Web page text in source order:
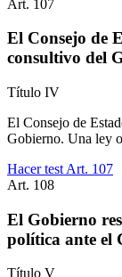
Art. 107
El Consejo de
consultivo del
Título IV
El Consejo de
Gobierno. Una ley
Hacer test Art. 107
Art. 108
El Gobierno
política ante el
Título V